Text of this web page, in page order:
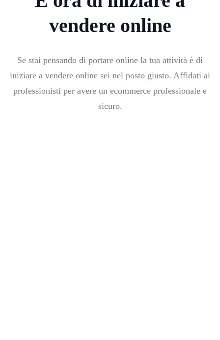
vendere online
Se stai pensando di portare online la tua attività è di
iniziare a vendere online sei nel posto giusto. Affidati ai
professionisti per avere un ecommerce professionale e
sicuro.